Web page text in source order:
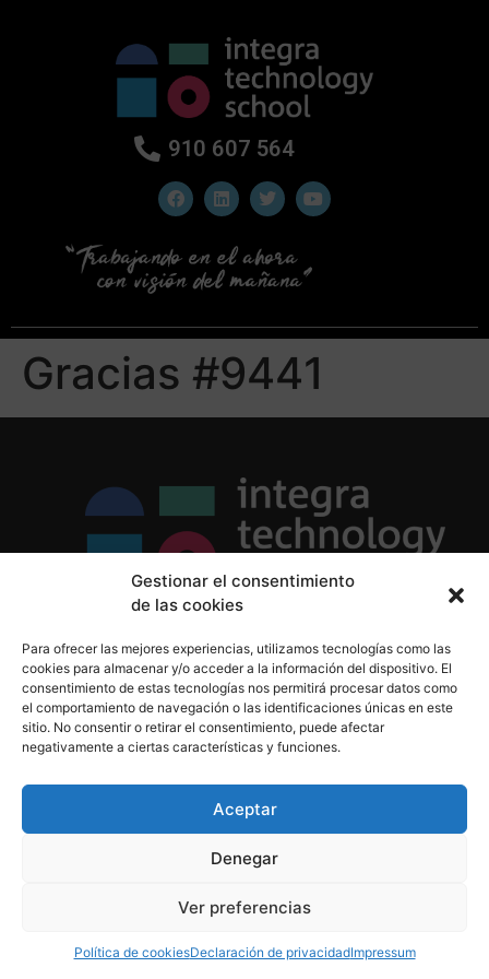
Gestionar el consentimiento
de las cookies
Para ofrecer las mejores experiencias, utilizamos tecnologías como las
cookies para almacenar y/o acceder a la información del dispositivo. El
consentimiento de estas tecnologías nos permitirá procesar datos como
el comportamiento de navegación o las identificaciones únicas en este
sitio. No consentir o retirar el consentimiento, puede afectar
negativamente a ciertas características y funciones.
Aceptar
Denegar
Ver preferencias
Política de cookiesDeclaración de privacidadImpressum
910 607 564
Gracias #9441
Política de Cookies
Aviso Legal
910 607 564
derechos reservados